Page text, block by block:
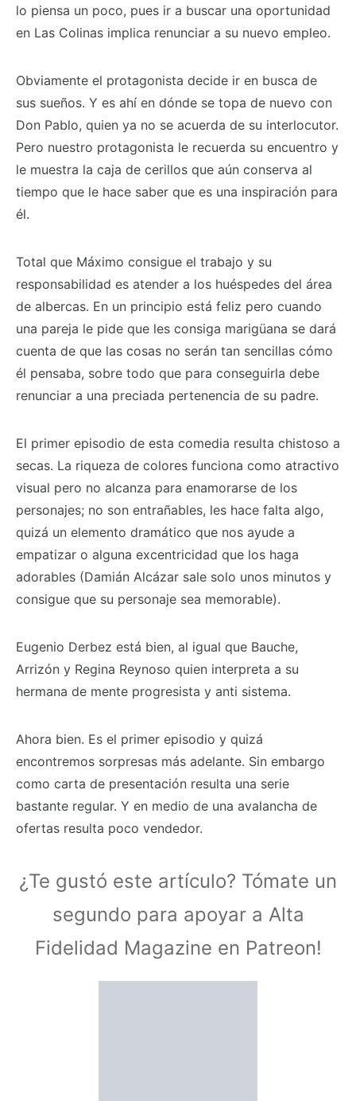
lo piensa un poco, pues ir a buscar una oportunidad
en Las Colinas implica renunciar a su nuevo empleo.
Obviamente el protagonista decide ir en busca de
sus sueños. Y es ahí en dónde se topa de nuevo con
Don Pablo, quien ya no se acuerda de su interlocutor.
Pero nuestro protagonista le recuerda su encuentro y
le muestra la caja de cerillos que aún conserva al
tiempo que le hace saber que es una inspiración para
él.
Total que Máximo consigue el trabajo y su
responsabilidad es atender a los huéspedes del área
de albercas. En un principio está feliz pero cuando
una pareja le pide que les consiga marigüana se dará
cuenta de que las cosas no serán tan sencillas cómo
él pensaba, sobre todo que para conseguirla debe
renunciar a una preciada pertenencia de su padre.
El primer episodio de esta comedia resulta chistoso a
secas. La riqueza de colores funciona como atractivo
visual pero no alcanza para enamorarse de los
personajes; no son entrañables, les hace falta algo,
quizá un elemento dramático que nos ayude a
empatizar o alguna excentricidad que los haga
adorables (Damián Alcázar sale solo unos minutos y
consigue que su personaje sea memorable).
Eugenio Derbez está bien, al igual que Bauche,
Arrizón y Regina Reynoso quien interpreta a su
hermana de mente progresista y anti sistema.
Ahora bien. Es el primer episodio y quizá
encontremos sorpresas más adelante. Sin embargo
como carta de presentación resulta una serie
bastante regular. Y en medio de una avalancha de
ofertas resulta poco vendedor.
¿Te gustó este artículo? Tómate un
segundo para apoyar a Alta
Fidelidad Magazine en Patreon!